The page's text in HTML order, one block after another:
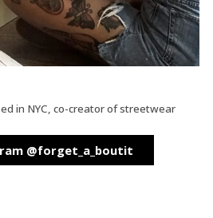
in NYC, co-creator of streetwear
@forget_a_boutit